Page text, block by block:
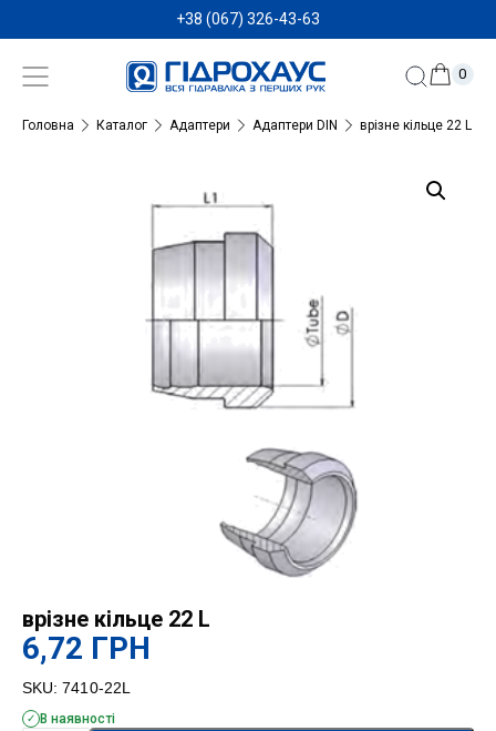
+38 (067) 326-43-63
0
Головна Каталог Адаптери Адаптери DIN врізне кільце 22 L
врізне кільце 22 L
6,72 ГРН
SKU: 7410-22L
В наявності